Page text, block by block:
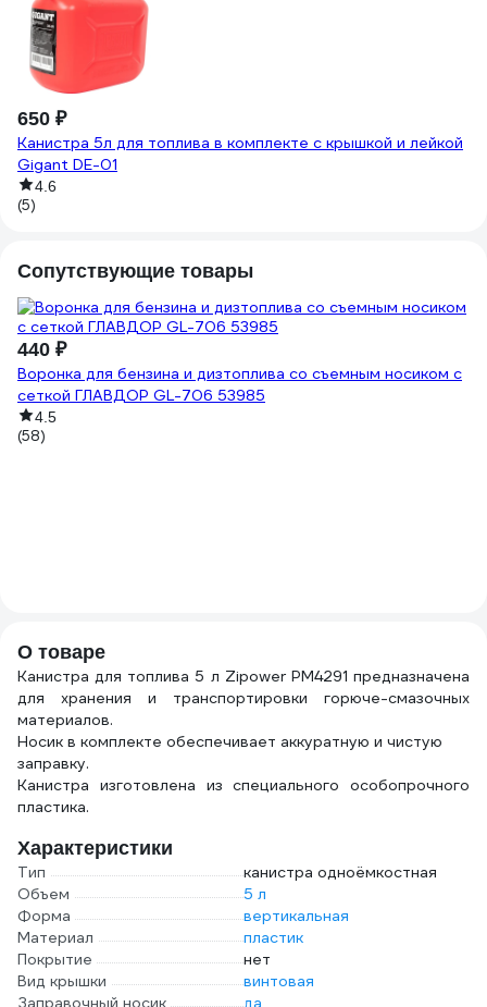
650 ₽
Канистра 5л для топлива в комплекте с крышкой и лейкой
Gigant DE-01
4.6
(5)
Сопутствующие товары
440 ₽
Воронка для бензина и дизтоплива со съемным носиком с
сеткой ГЛАВДОР GL-706 53985
4.5
(58)
О товаре
Канистра для топлива 5 л Zipower PM4291 предназначена
для хранения и транспортировки горюче-смазочных
материалов.
Носик в комплекте обеспечивает аккуратную и чистую
заправку.
Канистра изготовлена из специального особопрочного
пластика.
Характеристики
Тип
канистра одноёмкостная
Объем
5 л
Форма
вертикальная
Материал
пластик
Покрытие
нет
Вид крышки
винтовая
Заправочный носик
да